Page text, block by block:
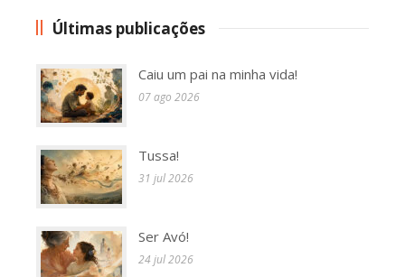
Últimas publicações
Caiu um pai na minha vida!
07 ago 2026
Tussa!
31 jul 2026
Ser Avó!
24 jul 2026